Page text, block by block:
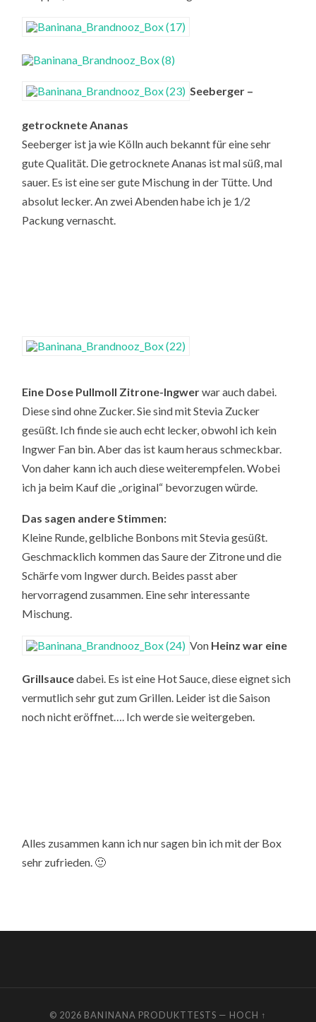
Seeberger –
getrocknete Ananas
Seeberger ist ja wie Kölln auch bekannt für eine sehr
gute Qualität. Die getrocknete Ananas ist mal süß, mal
sauer. Es ist eine ser gute Mischung in der Tütte. Und
absolut lecker. An zwei Abenden habe ich je 1/2
Packung vernascht.
Eine Dose Pullmoll Zitrone-Ingwerwar auch dabei.
Diese sind ohne Zucker. Sie sind mit Stevia Zucker
gesüßt. Ich finde sie auch echt lecker, obwohl ich kein
Ingwer Fan bin. Aber das ist kaum heraus schmeckbar.
Von daher kann ich auch diese weiterempfelen. Wobei
ich ja beim Kauf die „original“ bevorzugen würde.
Das sagen andere Stimmen:
Kleine Runde, gelbliche Bonbons mit Stevia gesüßt.
Geschmacklich kommen das Saure der Zitrone und die
Schärfe vom Ingwer durch. Beides passt aber
hervorragend zusammen. Eine sehr interessante
Mischung.
Von Heinz war eine
Grillsaucedabei. Es ist eine Hot Sauce, diese eignet sich
vermutlich sehr gut zum Grillen. Leider ist die Saison
noch nicht eröffnet…. Ich werde sie weitergeben.
Alles zusammen kann ich nur sagen bin ich mit der Box
sehr zufrieden. 🙂
© 2026 BANINANA PRODUKTTESTS — HOCH ↑